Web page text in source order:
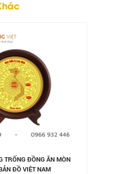
TRỐNG ĐỒNG ĂN MÒN
ĐỒ VIỆT NAM